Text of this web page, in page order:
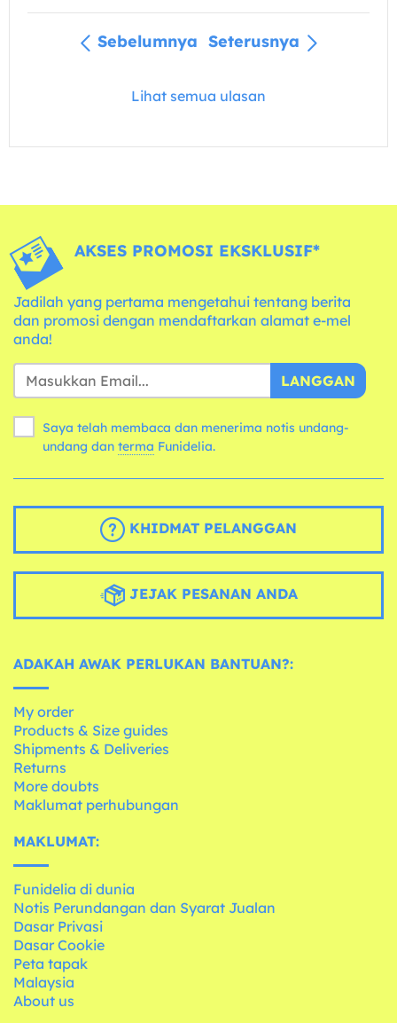
Sebelumnya Seterusnya
Lihat semua ulasan
AKSES PROMOSI EKSKLUSIF*
Jadilah yang pertama mengetahui tentang berita
dan promosi dengan mendaftarkan alamat e-mel
anda!
LANGGAN
Saya telah membaca dan menerima notis undang-
undang dan terma Funidelia.
KHIDMAT PELANGGAN
JEJAK PESANAN ANDA
ADAKAH AWAK PERLUKAN BANTUAN?:
My order
Products & Size guides
Shipments & Deliveries
Returns
More doubts
Maklumat perhubungan
MAKLUMAT:
Funidelia di dunia
Notis Perundangan dan Syarat Jualan
Dasar Privasi
Dasar Cookie
Peta tapak
Malaysia
About us